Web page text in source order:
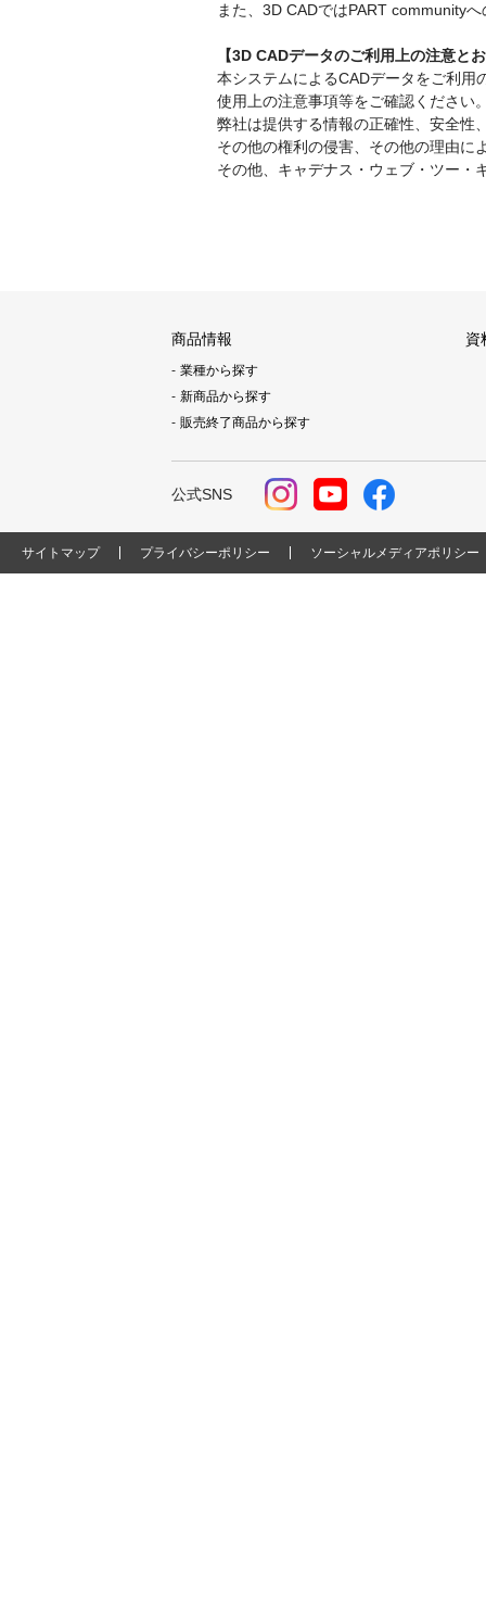
また、3D CADではPART community
【3D CADデータのご利用上の注意と
本システムによるCADデータをご利用
使用上の注意事項等をご確認ください
弊社は提供する情報の正確性、安全性
その他の権利の侵害、その他の理由に
その他、キャデナス・ウェブ・ツー・
商品情報
業種から探す
新商品から探す
販売終了商品から探す
資
公式SNS
サイトマップ プライバシーポリシー ソーシャルメディアポリシー